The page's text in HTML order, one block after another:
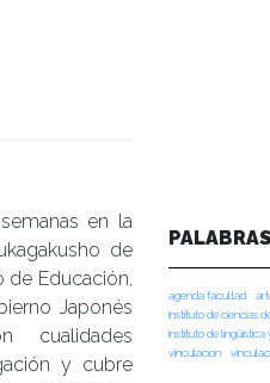
en la
de
de Educación,
Japonés
cualidades
y cubre
agenda facultad
instituto de ciencias
instituto de lingüística
vinculacion